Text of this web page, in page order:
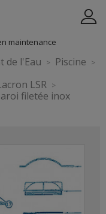
de l'Eau
Piscine
LSR
filetée inox